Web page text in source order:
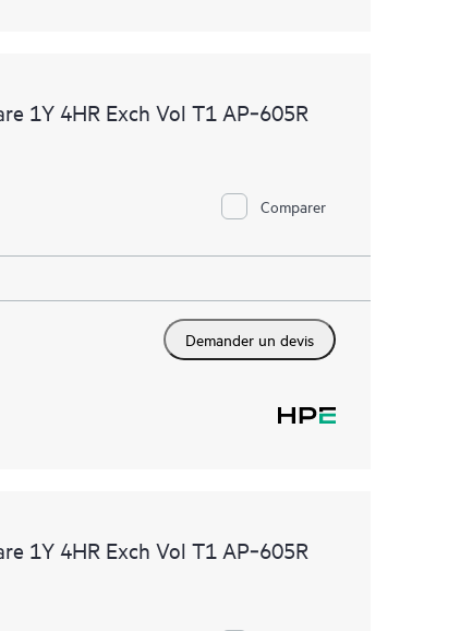
1Y 4HR Exch Vol T1 AP‑605R
Comparer
Demander un devis
1Y 4HR Exch Vol T1 AP‑605R